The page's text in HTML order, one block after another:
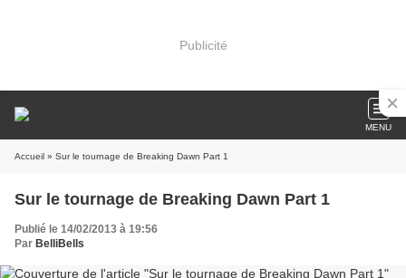
Publicité
MENU
Accueil » Sur le tournage de Breaking Dawn Part 1
Sur le tournage de Breaking Dawn Part 1
Publié le 14/02/2013 à 19:56
Par BelliBells